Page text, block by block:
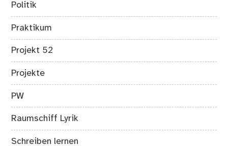
Politik
Praktikum
Projekt 52
Projekte
PW
Raumschiff Lyrik
Schreiben lernen